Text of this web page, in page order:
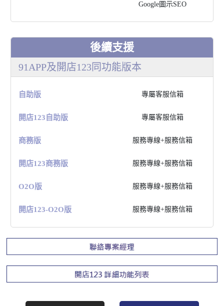
Google圖⽰SEO
後續⽀援
91APP及開店123同功能版本
⾃助版 專屬客服信箱
開店123⾃助版 專屬客服信箱
商務版 服務專線+服務信箱
開店123商務版 服務專線+服務信箱
O2O版 服務專線+服務信箱
開店123-O2O版 服務專線+服務信箱